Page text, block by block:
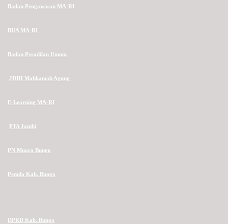
Badan Pengawasan MA-RI
BUA MA-RI
Badan Peradilan Umum
JDIH Mahkamah Agung
E-Learning MA-RI
PTA Jambi
PN Muara Bungo
Pemda Kab. Bungo
DPRD Kab. Bungo